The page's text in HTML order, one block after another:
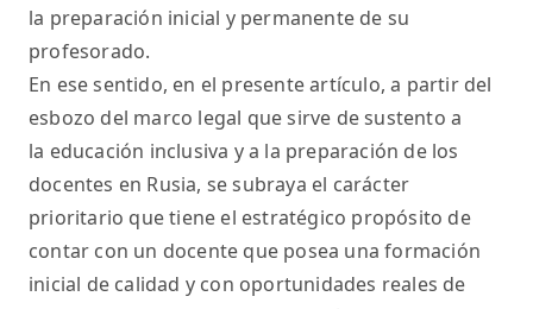
la preparación inicial y permanente de su
profesorado.
En ese sentido, en el presente artículo, a partir del
esbozo del marco legal que sirve de sustento a
la educación inclusiva y a la preparación de los
docentes en Rusia, se subraya el carácter
prioritario que tiene el estratégico propósito de
contar con un docente que posea una formación
inicial de calidad y con oportunidades reales de